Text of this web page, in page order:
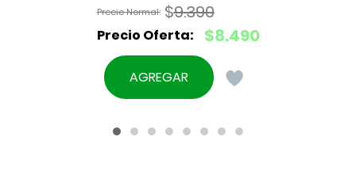
$9.390
El
precio
original
$8.490
El
precio
actual
$8.490.
AGREGAR